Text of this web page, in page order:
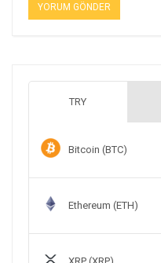
TRY
Bitcoin (BTC)
Ethereum (ETH)